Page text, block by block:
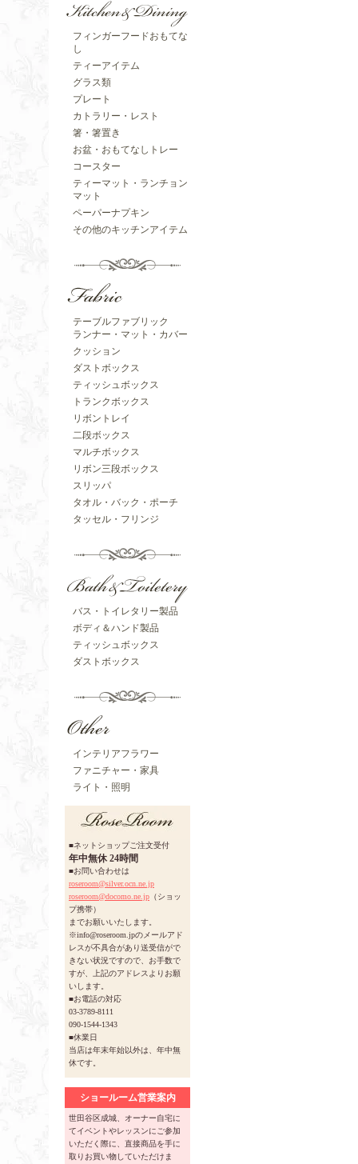
フィンガーフードおもてな
し
ティーアイテム
グラス類
プレート
カトラリー・レスト
箸・箸置き
お盆・おもてなしトレー
コースター
ティーマット・ランチョン
マット
ペーパーナプキン
その他のキッチンアイテム
テーブルファブリック
ランナー・マット・カバー
クッション
ダストボックス
ティッシュボックス
トランクボックス
リボントレイ
二段ボックス
マルチボックス
リボン三段ボックス
スリッパ
タオル・バック・ポーチ
タッセル・フリンジ
バス・トイレタリー製品
ボディ＆ハンド製品
ティッシュボックス
ダストボックス
インテリアフラワー
ファニチャー・家具
ライト・照明
■ネットショップご注文受付
年中無休 24時間
■お問い合わせは
roseroom@silver.ocn.ne.jp
roseroom@docomo.ne.jp （ショッ
プ携帯）
までお願いいたします。
※info@roseroom.jpのメールアド
レスが不具合があり送受信がで
きない状況ですので、お手数で
すが、上記のアドレスよりお願
いします。
■お電話の対応
03-3789-8111
090-1544-1343
■休業日
当店は年末年始以外は、年中無
休です。
ショールーム営業案内
世田谷区成城、オーナー自宅に
てイベントやレッスンにご参加
いただく際に、直接商品を手に
取りお買い物していただけま